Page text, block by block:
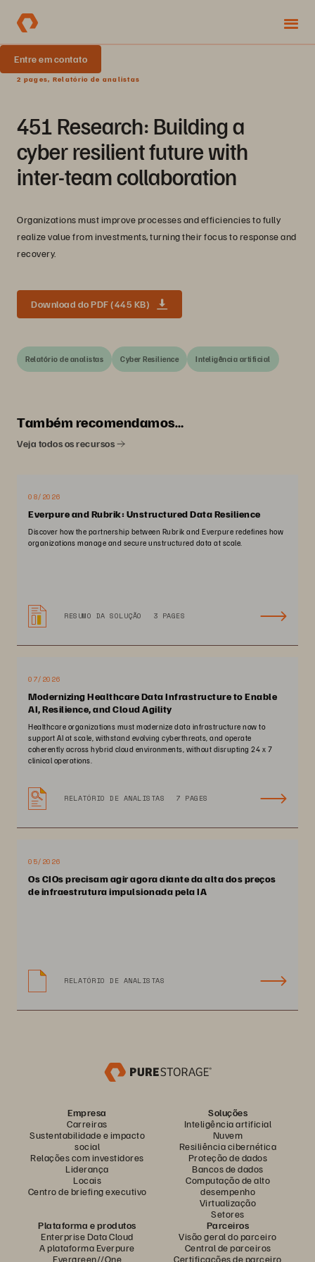
Entre em contato
2 pages, Relatório de analistas
451 Research: Building a
cyber resilient future with
inter-team collaboration
Organizations must improve processes and efficiencies to fully
realize value from investments, turning their focus to response and
recovery.
Download do PDF (445 KB)
Relatório de analistas Cyber Resilience Inteligência artificial
Também recomendamos…
Veja todos os recursos
08/2026
Everpure and Rubrik: Unstructured Data Resilience
Discover how the partnership between Rubrik and Everpure redefines how
organizations manage and secure unstructured data at scale.
RESUMO DA SOLUÇÃO 3 PAGES
07/2026
Modernizing Healthcare Data Infrastructure to Enable
AI, Resilience, and Cloud Agility
Healthcare organizations must modernize data infrastructure now to
support AI at scale, withstand evolving cyberthreats, and operate
coherently across hybrid cloud environments, without disrupting 24 x 7
clinical operations.
RELATÓRIO DE ANALISTAS 7 PAGES
05/2026
Os CIOs precisam agir agora diante da alta dos preços
de infraestrutura impulsionada pela IA
RELATÓRIO DE ANALISTAS
Empresa
Carreiras
Sustentabilidade e impacto
social
Relações com investidores
Liderança
Locais
Centro de briefing executivo
Soluções
Inteligência artificial
Nuvem
Resiliência cibernética
Proteção de dados
Bancos de dados
Computação de alto
desempenho
Virtualização
Setores
Plataforma e produtos
Enterprise Data Cloud
A plataforma Everpure
Evergreen//One
Parceiros
Visão geral do parceiro
Central de parceiros
Certificações de parceiro